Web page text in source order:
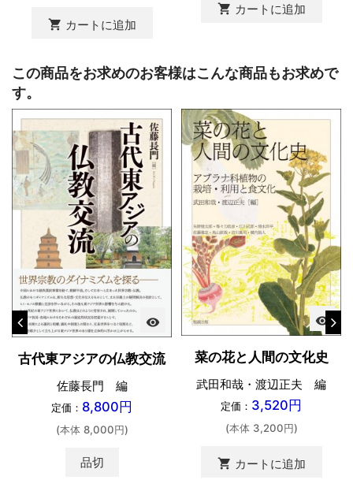
shopping_cart カートに追加
shopping_cart カートに追加
この商品をお求めのお客様はこんな商品もお求めで
す。
visibility
古代東アジアの仏教交流
佐藤長門 編
定価： 8,800円
(本体 8,000円)
品切
visibility
菜の花と人間の文化史
武田和哉・渡辺正夫 編
定価： 3,520円
(本体 3,200円)
shopping_cart カートに追加